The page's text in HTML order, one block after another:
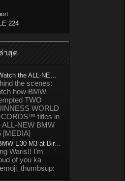
224
าสุด
the ALL-NEW BMW M5 refuel mid-drift to take TWO GUINNESS WORLD RECORDS™ titles
the scenes:
how BMW
TWO
WORLD
titles in
ALL-NEW BMW
[MEDIA]
E30 M3 at Bira circuit Thailand in 02/2008
Waris!! I'm
of you ka